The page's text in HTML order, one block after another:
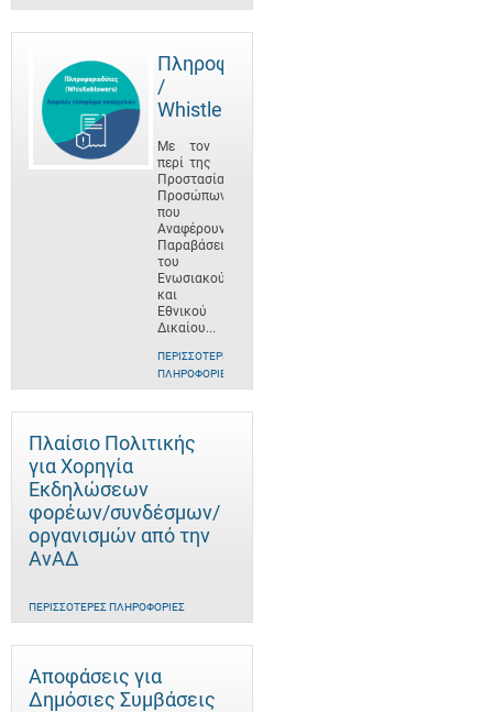
Πληροφοριοδότες
/
Whistleblowers
Με τον
περί της
Προστασίας
Προσώπων
που
Αναφέρουν
Παραβάσεις
του
Ενωσιακού
και
Εθνικού
Δικαίου...
ΠΕΡΙΣΣΌΤΕΡΕΣ
ΠΛΗΡΟΦΟΡΊΕΣ
Πλαίσιο Πολιτικής
για Χορηγία
Εκδηλώσεων
φορέων/συνδέσμων/
οργανισμών από την
ΑνΑΔ
ΠΕΡΙΣΣΌΤΕΡΕΣ ΠΛΗΡΟΦΟΡΊΕΣ
Αποφάσεις για
Δημόσιες Συμβάσεις